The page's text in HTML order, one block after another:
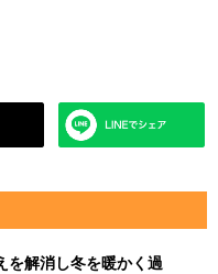
を解消し冬を暖かく過